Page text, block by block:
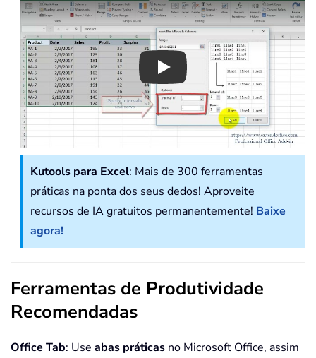
Play
Kutools para Excel: Mais de 300 ferramentas
práticas na ponta dos seus dedos! Aproveite
recursos de IA gratuitos permanentemente! Baixe
agora!
Ferramentas de Produtividade
Recomendadas
Office Tab: Use abas práticas no Microsoft Office, assim